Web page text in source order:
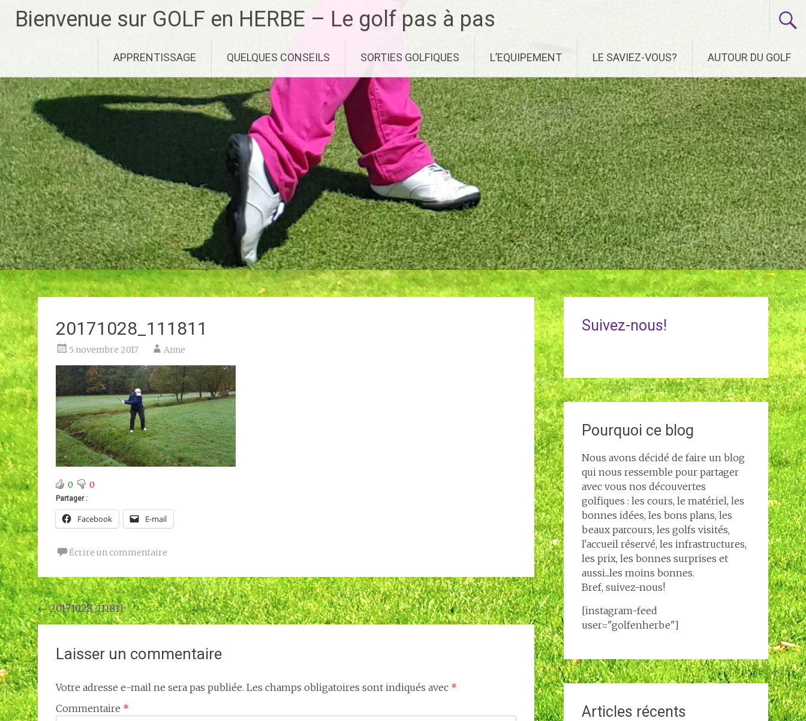
Bienvenue sur GOLF en HERBE – Le golf pas à pas
APPRENTISSAGE QUELQUES CONSEILS SORTIES GOLFIQUES L’EQUIPEMENT LE SAVIEZ-VOUS? AUTOUR DU GOLF
20171028_111811
5 novembre 2017 Anne
0 0
Partager :
Facebook E-mail
Écrire un commentaire
Navigation
de
l'article
←20171028_111811
Laisser un commentaire
Votre adresse e-mail ne sera pas publiée. Les champs obligatoires sont indiqués avec *
Commentaire *
Suivez-nous!
Pourquoi ce blog
Nous avons décidé de faire un blog
qui nous ressemble pour partager
avec vous nos découvertes
golfiques : les cours, le matériel, les
bonnes idées, les bons plans, les
beaux parcours, les golfs visités,
l'accueil réservé, les infrastructures,
les prix, les bonnes surprises et
aussi...les moins bonnes.
Bref, suivez-nous!
[instagram-feed
user="golfenherbe"]
Articles récents